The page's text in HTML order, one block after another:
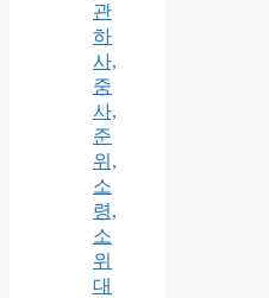
관
하
사,
중
사,
준
위,
소
령,
소
위
대